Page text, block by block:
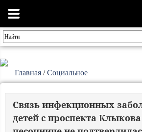
Главная /Социальное
Связь инфекционных
детей с проспекта